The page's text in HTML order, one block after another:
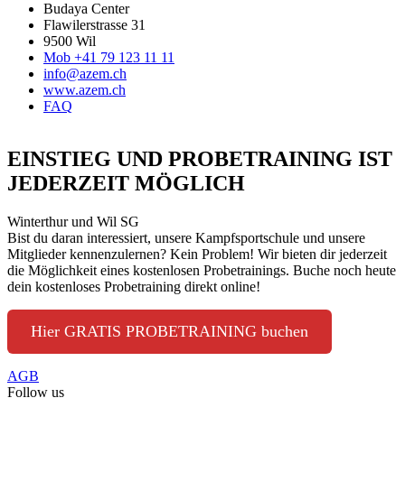
Budaya Center
Flawilerstrasse 31
9500 Wil
Mob +41 79 123 11 11
info@azem.ch
www.azem.ch
FAQ
EINSTIEG UND PROBETRAINING IST
JEDERZEIT MÖGLICH
Winterthur und Wil SG
Bist du daran interessiert, unsere Kampfsportschule und unsere
Mitglieder kennenzulernen? Kein Problem! Wir bieten dir jederzeit
die Möglichkeit eines kostenlosen Probetrainings. Buche noch heute
dein kostenloses Probetraining direkt online!
Hier GRATIS PROBETRAINING buchen
AGB
Follow us